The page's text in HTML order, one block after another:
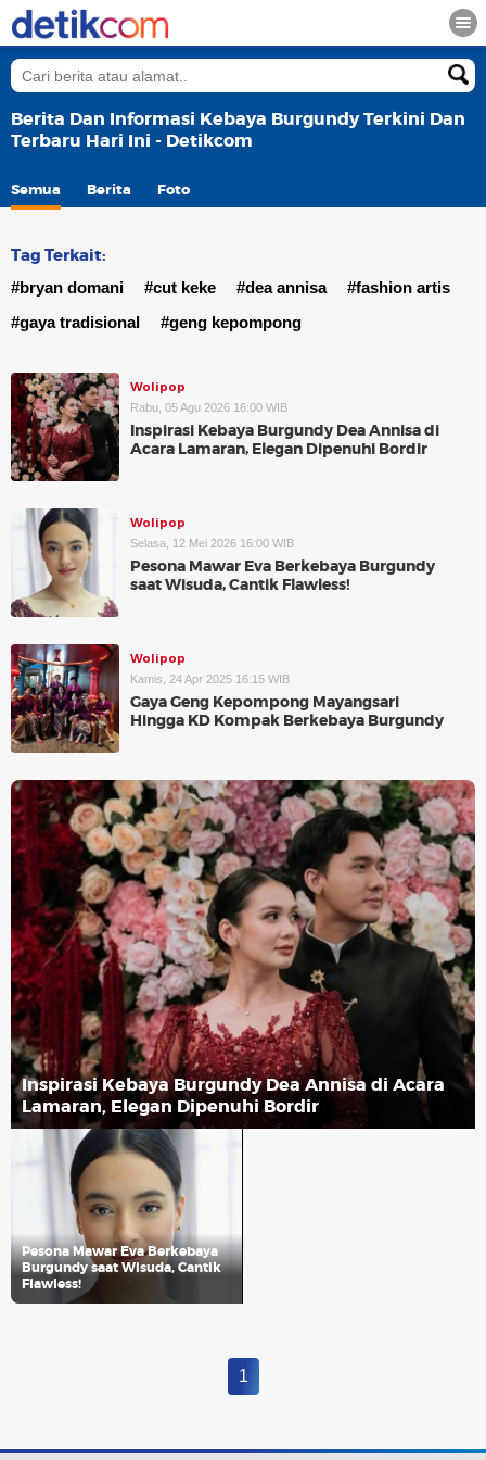
Berita Dan Informasi Kebaya Burgundy Terkini Dan
Terbaru Hari Ini - Detikcom
Semua Berita Foto
Tag Terkait:
#bryan domani #cut keke #dea annisa
#fashion artis
#gaya tradisional
#geng kepompong
Wolipop
Rabu, 05 Agu 2026 16:00 WIB
Inspirasi Kebaya Burgundy Dea Annisa di
Acara Lamaran, Elegan Dipenuhi Bordir
Wolipop
Selasa, 12 Mei 2026 16:00 WIB
Pesona Mawar Eva Berkebaya Burgundy
saat Wisuda, Cantik Flawless!
Wolipop
Kamis, 24 Apr 2025 16:15 WIB
Gaya Geng Kepompong Mayangsari
Hingga KD Kompak Berkebaya Burgundy
Inspirasi Kebaya Burgundy Dea Annisa di Acara
Lamaran, Elegan Dipenuhi Bordir
Pesona Mawar Eva Berkebaya
Burgundy saat Wisuda, Cantik
Flawless!
1